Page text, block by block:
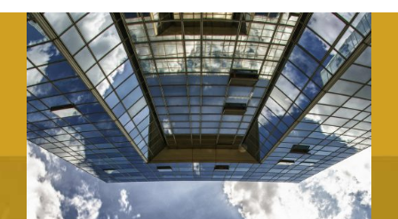
REHABILITACIONES DE EDIFICIOS